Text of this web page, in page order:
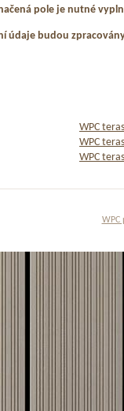
pole je nutné
údaje budou
WPC
WPC
WPC
WPC